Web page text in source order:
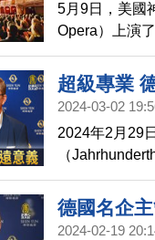
5月9日，美國
Opera）上演
堂，對神韻讚
藝術所征服。
超級專業
2024-03-02
2024年2月29
（
森州議會議員
的世界級水平
義。
德國名企
2024-02-19